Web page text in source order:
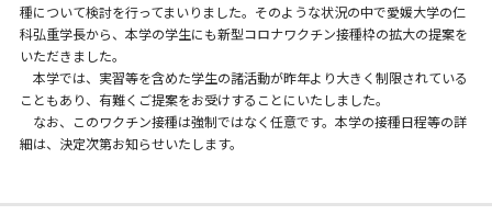
種について検討を行ってまいりました。そのような状況の中で愛媛大学の仁
科弘重学長から、本学の学生にも新型コロナワクチン接種枠の拡大の提案を
いただきました。
本学では、実習等を含めた学生の諸活動が昨年より大きく制限されている
こともあり、有難くご提案をお受けすることにいたしました。
なお、このワクチン接種は強制ではなく任意です。本学の接種日程等の詳
細は、決定次第お知らせいたします。